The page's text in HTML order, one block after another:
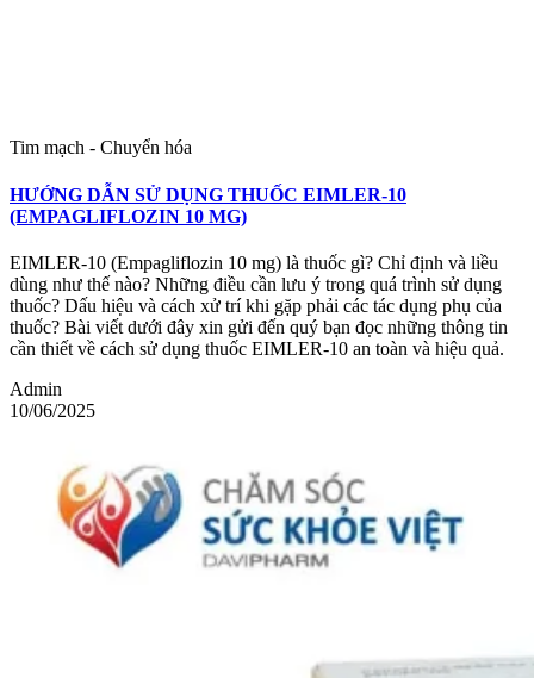
Tim mạch - Chuyển hóa
HƯỚNG DẪN SỬ DỤNG THUỐC EIMLER-10
(EMPAGLIFLOZIN 10 MG)
EIMLER-10 (Empagliflozin 10 mg) là thuốc gì? Chỉ định và liều
dùng như thế nào? Những điều cần lưu ý trong quá trình sử dụng
thuốc? Dấu hiệu và cách xử trí khi gặp phải các tác dụng phụ của
thuốc? Bài viết dưới đây xin gửi đến quý bạn đọc những thông tin
cần thiết về cách sử dụng thuốc EIMLER-10 an toàn và hiệu quả.
Admin
10/06/2025